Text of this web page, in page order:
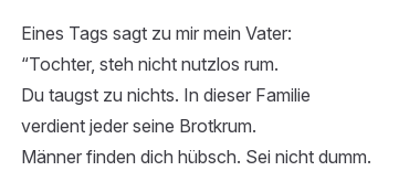
Eines Tags sagt zu mir mein Vater:
“Tochter, steh nicht nutzlos rum.
Du taugst zu nichts. In dieser Familie
verdient jeder seine Brotkrum.
Männer finden dich hübsch. Sei nicht dumm.